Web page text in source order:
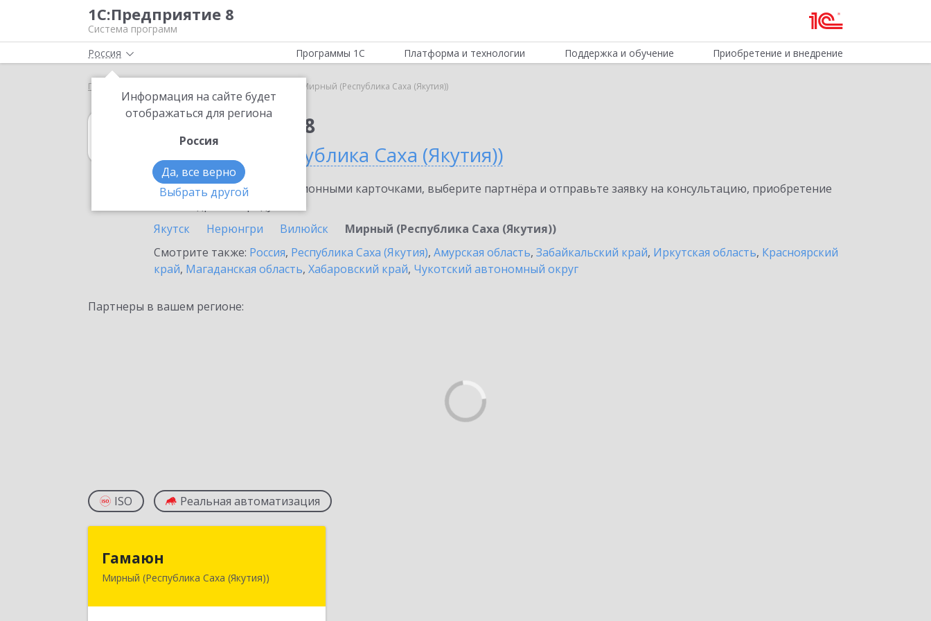
1С:Предприятие 8
Система программ
Россия
Информация на сайте будет
отображаться для региона
Россия
Да, все верно
Выбрать другой
Программы 1С Платформа и технологии Поддержка и обучение Приобретение и внедрение
Главная Мирный (Республика Саха (Якутия))
1С:Упрощенка 8
в Мирном (Республика Саха (Якутия))
Ознакомьтесь с информационными карточками, выберите партнёра и отправьте заявку на консультацию, приобретение
Якутск
Нерюнгри Вилюйск
Мирный (Республика Саха (Якутия))
Смотрите также: Россия, Республика Саха (Якутия), Амурская область, Забайкальский край, Иркутская область, Красноярский
край, Магаданская область, Хабаровский край, Чукотский автономный округ
Партнеры в вашем регионе:
ISO Реальная автоматизация
Гамаюн
Мирный (Республика Саха (Якутия))
678170, Саха /Якутия/ Респ,